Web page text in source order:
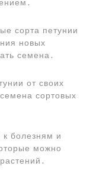
сорта петунии
новых
семена․
от своих
сортовых
болезням и
можно